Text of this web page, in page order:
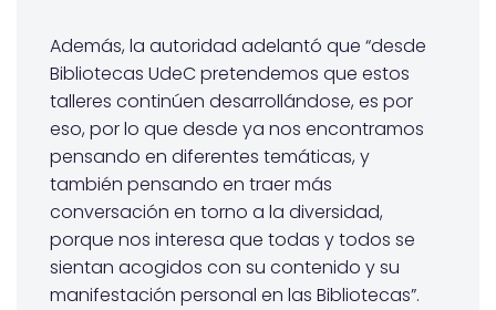
Además, la autoridad adelantó que “desde
Bibliotecas UdeC pretendemos que estos
talleres continúen desarrollándose, es por
eso, por lo que desde ya nos encontramos
pensando en diferentes temáticas, y
también pensando en traer más
conversación en torno a la diversidad,
porque nos interesa que todas y todos se
sientan acogidos con su contenido y su
manifestación personal en las Bibliotecas”.